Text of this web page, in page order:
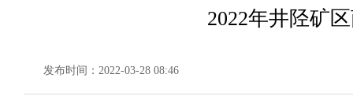
2022年井陉矿
发布时间：2022-03-28 08:46